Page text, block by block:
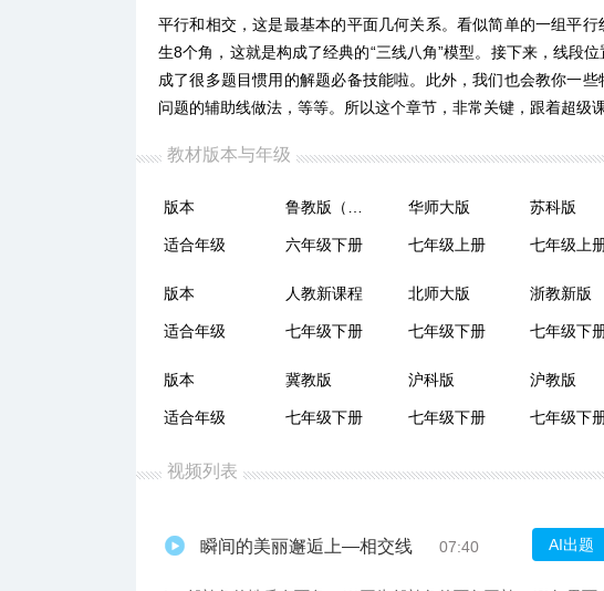
平行和相交，这是最基本的平面几何关系。看似简单的一组平
生8个角，这就是构成了经典的“三线八角”模型。接下来，线段
成了很多题目惯用的解题必备技能啦。此外，我们也会教你一
问题的辅助线做法，等等。所以这个章节，非常关键，跟着超级
教材版本与年级
版本
适合年级 六年级下册
华师大版
七年级上册
苏科版
七年级上
版本
适合年级
人教新课程
七年级下册
北师大版
七年级下册
浙教新版
七年级下
版本
适合年级
冀教版
七年级下册
沪科版
七年级下册
沪教版
七年级下
视频列表
瞬间的美丽邂逅上—相交线 07:40 AI出题